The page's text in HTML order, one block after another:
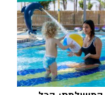
למשפחתו.
מרכז, ניצב
מאחריות
המרכזית